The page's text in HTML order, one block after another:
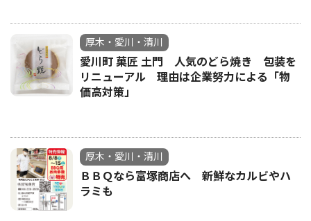
厚木・愛川・清川
愛川町 菓匠 土門 人気のどら焼き 包装を
リニューアル 理由は企業努力による「物
価高対策」
厚木・愛川・清川
ＢＢＱなら富塚商店へ 新鮮なカルビやハ
ラミも